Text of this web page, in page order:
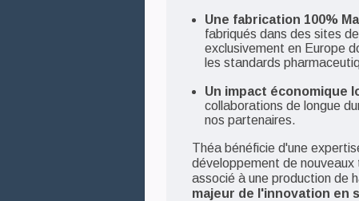
Une fabrication 100%
fabriqués dans des sites
exclusivement en Europe
les standards
Un impact économique
collaborations de longue
nos partenaires.
Théa bénéficie d'une
développement de
associé à une production de
majeur de l'innovation en